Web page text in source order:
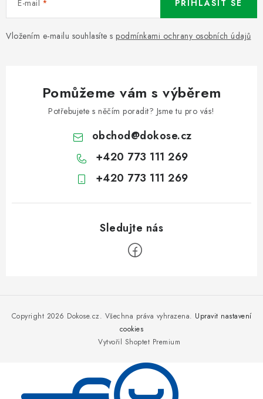
E-mail
Vložením e-mailu souhlasíte s podmínkami ochrany osobních údajů
PŘIHLÁSIT SE
Pomůžeme vám s výběrem
Potřebujete s něčím poradit? Jsme tu pro vás!
obchod@dokose.cz
+420 773 111 269
+420 773 111 269
Vytvořil Shoptet Premium
Copyright 2026 Dokose.cz. Všechna práva vyhrazena. Upravit nastavení
cookies